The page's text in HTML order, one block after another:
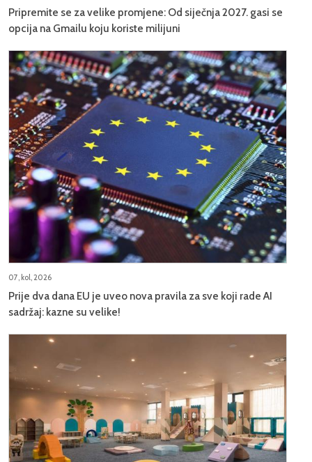
Pripremite se za velike promjene: Od siječnja 2027. gasi se
opcija na Gmailu koju koriste milijuni
07, kol, 2026
Prije dva dana EU je uveo nova pravila za sve koji rade AI
sadržaj: kazne su velike!